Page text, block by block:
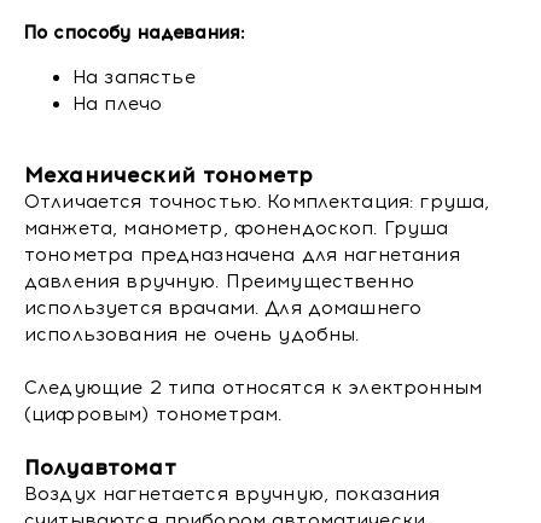
По способу надевания:
На запястье
На плечо
Механический тонометр
Отличается точностью. Комплектация: груша,
манжета, манометр, фонендоскоп. Груша
тонометра предназначена для нагнетания
давления вручную. Преимущественно
используется врачами. Для домашнего
использования не очень удобны.
Следующие 2 типа относятся к электронным
(цифровым) тонометрам.
Полуавтомат
Воздух нагнетается вручную, показания